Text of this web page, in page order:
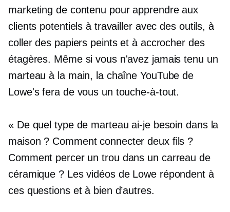
marketing de contenu pour apprendre aux
clients potentiels à travailler avec des outils, à
coller des papiers peints et à accrocher des
étagères. Même si vous n'avez jamais tenu un
marteau à la main, la chaîne YouTube de
Lowe's fera de vous un touche-à-tout.
« De quel type de marteau ai-je besoin dans la
maison ? Comment connecter deux fils ?
Comment percer un trou dans un carreau de
céramique ? Les vidéos de Lowe répondent à
ces questions et à bien d’autres.